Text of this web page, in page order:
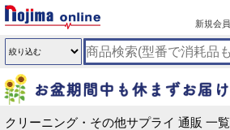
新規会
クリーニング・その他サプライ 通販 一覧